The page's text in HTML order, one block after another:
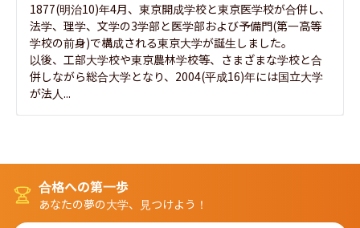
1877(明治10)年4月、東京開成学校と東京医学校が合併し、
法学、理学、文学の3学部と医学部および予備門(第一高等
学校の前身)で構成される東京大学が誕生しました。
以後、工部大学校や東京農林学校等、さまざまな学校と合
併しながら総合大学となり、2004(平成16)年には国立大学
が法人...
合格への第一歩
あなたの夢の大学、見つけよう！